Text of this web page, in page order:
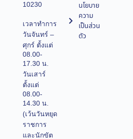
10230
เวลาทำการ
วันจันทร์ –
ศุกร์ ตั้งแต่
08.00-
17.30 น.
วันเสาร์
ตั้งแต่
08.00-
14.30 น.
(เว้นวันหยุด
ราชการ
และนักขัต
นโยบาย
ความ
เป็นส่วน
ตัว